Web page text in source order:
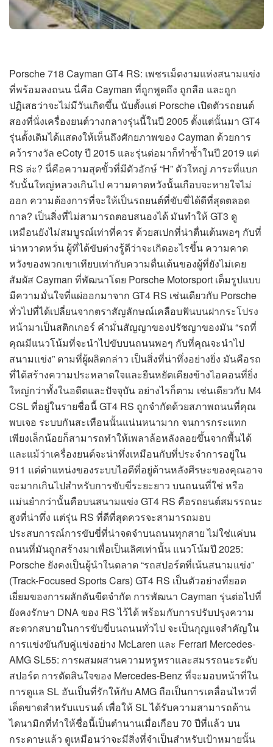
Porsche 718 Cayman GT4 RS: เพชรเม็ดงามแห่งสนามแข่ง
ที่พร้อมลงถนน นี่คือ Cayman ที่ถูกพูดถึง ถูกลือ และถูก
ปฏิเสธว่าจะไม่มีวันเกิดขึ้น นับตั้งแต่ Porsche เปิดตัวรถยนต์
สองที่นั่งเครื่องยนต์วางกลางรุ่นนี้ในปี 2005 ตั้งแต่นั้นมา GT4
รุ่นดั้งเดิมได้แสดงให้เห็นถึงศักยภาพของ Cayman ด้วยการ
คว้ารางวัล eCoty ปี 2015 และรุ่นต่อมาก็ทำซ้ำในปี 2019 แต่
RS ล่ะ? นี่คือความสุดขั้วที่มีตัวอักษ์ “H” ตัวใหญ่ ภาระที่แบก
รับนั้นใหญ่หลวงเกินไป ความคาดหวังนั้นเกือบจะหายใจไม่
ออก ความต้องการที่จะให้เป็นรถยนต์ที่ขับขี่ได้ดีที่สุดตลอด
กาล? เป็นสิ่งที่ไม่สามารถตอบสนองได้ มันทำให้ GT3 ดู
เหมือนยังไม่สมบูรณ์เท่าที่ควร ด้วยสเปกที่น่าตื่นเต้นพอๆ กับที่
น่าหวาดหวั่น ผู้ที่ได้ขับต่างรู้ดีว่าจะเกิดอะไรขึ้น ความคาด
หวังของพวกเขาเทียบเท่ากับความตื่นเต้นของผู้ที่ยังไม่เคย
สัมผัส Cayman ที่พัฒนาโดย Porsche Motorsport เต็มรูปแบบ
มีความมั่นใจที่แผ่ออกมาจาก GT4 RS เช่นเดียวกับ Porsche
ทั่วไปที่ได้เปลี่ยนจากตราสัญลักษณ์เคลือบฟันบนฝากระโปรง
หน้ามาเป็นสติกเกอร์ คำมั่นสัญญาของปรัชญาของมัน “รถที่
คุณมีแนวโน้มที่จะนำไปขับบนถนนพอๆ กับที่คุณจะนำไป
สนามแข่ง” ตามที่ผู้ผลิตกล่าว เป็นสิ่งที่น่าทึ่งอย่างยิ่ง มันคือรถ
ที่ได้สร้างความประหลาดใจและยืนหยัดเคียงข้างไอคอนที่ยิ่ง
ใหญ่กว่าทั้งในอดีตและปัจจุบัน อย่างไรก็ตาม เช่นเดียวกับ M4
CSL ที่อยู่ในรายชื่อนี้ GT4 RS ถูกจำกัดด้วยสภาพถนนที่คุณ
พบเจอ ระบบกันสะเทือนนั้นแน่นหนามาก จนการกระแทก
เพียงเล็กน้อยก็สามารถทำให้เพลาล้อหลังลอยขึ้นจากพื้นได้
และแม้ว่าเครื่องยนต์จะน่าทึ่งเหมือนกับที่ประจำการอยู่ใน
911 แต่ตำแหน่งของระบบไอดีที่อยู่ด้านหลังศีรษะของคุณอาจ
จะมากเกินไปสำหรับการขับขี่ระยะยาว บนถนนที่ใช่ หรือ
แม่นยำกว่านั้นคือบนสนามแข่ง GT4 RS คือรถยนต์สมรรถนะ
สูงที่น่าทึ่ง แต่รุ่น RS ที่ดีที่สุดควรจะสามารถมอบ
ประสบการณ์การขับขี่ที่น่าจดจำบนถนนทุกสาย ไม่ใช่แค่บน
ถนนที่มันถูกสร้างมาเพื่อเป็นเลิศเท่านั้น แนวโน้มปี 2025:
Porsche ยังคงเป็นผู้นำในตลาด “รถสปอร์ตที่เน้นสนามแข่ง”
(Track-Focused Sports Cars) GT4 RS เป็นตัวอย่างที่ยอด
เยี่ยมของการผลักดันขีดจำกัด การพัฒนา Cayman รุ่นต่อไปที่
ยังคงรักษา DNA ของ RS ไว้ได้ พร้อมกับการปรับปรุงความ
สะดวกสบายในการขับขี่บนถนนทั่วไป จะเป็นกุญแจสำคัญใน
การแข่งขันกับคู่แข่งอย่าง McLaren และ Ferrari Mercedes-
AMG SL55: การผสมผสานความหรูหราและสมรรถนะระดับ
สปอร์ต การตัดสินใจของ Mercedes-Benz ที่จะมอบหน้าที่ใน
การดูแล SL อันเป็นที่รักให้กับ AMG ถือเป็นการเคลื่อนไหวที่
เด็ดขาดสำหรับแบรนด์ เพื่อให้ SL ได้รับความสามารถด้าน
ไดนามิกที่ทำให้ชื่อนี้เป็นตำนานเมื่อเกือบ 70 ปีที่แล้ว บน
กระดาษแล้ว ดูเหมือนว่าจะมีสิ่งที่จำเป็นสำหรับเป้าหมายนั้น